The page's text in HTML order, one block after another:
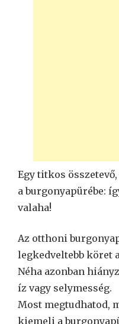
Egy titkos
a burgonyapürébe:
valaha!
Az otthoni
legkedveltebb köret
Néha azonban
íz vagy selymesség.
Most megtudhatod,
kiemeli a